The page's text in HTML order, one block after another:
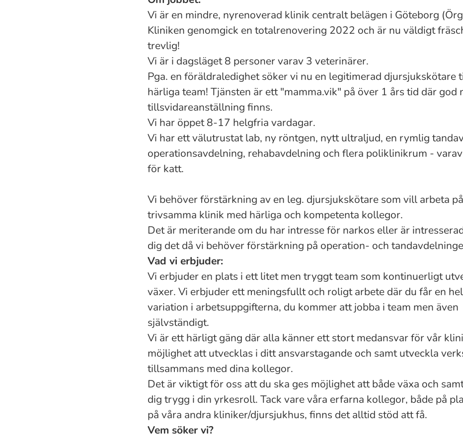
Vi är en mindre, nyrenoverad klinik centralt belägen i Göteborg
Kliniken genomgick en totalrenovering 2022 och är nu väldigt
trevlig!
Vi är i dagsläget 8 personer varav 3 veterinärer.
Pga. en föräldraledighet söker vi nu en legitimerad djursjukskötare
härliga team! Tjänsten är ett "mamma.vik" på över 1 års tid där
tillsvidareanställning finns.
Vi har öppet 8-17 helgfria vardagar.
Vi har ett välutrustat lab, ny röntgen, nytt ultraljud, en rymlig
operationsavdelning, rehabavdelning och flera poliklinikrum -
för katt.
Vi behöver förstärkning av en leg. djursjukskötare som vill arbeta
trivsamma klinik med härliga och kompetenta kollegor.
Det är meriterande om du har intresse för narkos eller är
dig det då vi behöver förstärkning på operation- och
Vad vi erbjuder:
Vi erbjuder en plats i ett litet men tryggt team som kontinuerligt
växer. Vi erbjuder ett meningsfullt och roligt arbete där du får en
variation i arbetsuppgifterna, du kommer att jobba i team men även
självständigt.
Vi är ett härligt gäng där alla känner ett stort medansvar för vår
möjlighet att utvecklas i ditt ansvarstagande och samt utveckla
tillsammans med dina kollegor.
Det är viktigt för oss att du ska ges möjlighet att både växa och
dig trygg i din yrkesroll. Tack vare våra erfarna kollegor, både på
på våra andra kliniker/djursjukhus, finns det alltid stöd att få.
Vem söker vi?